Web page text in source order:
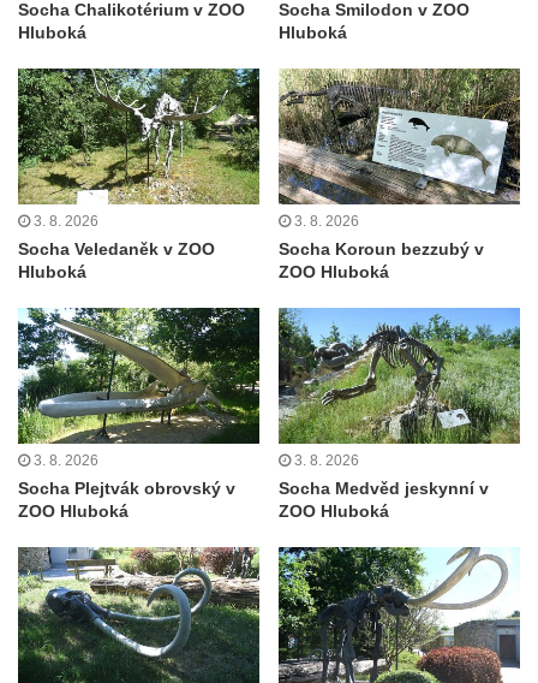
Socha svatého Floriána na domě čp. 3 v
Oparnu
Socha svaté Anny u domu čp. 3 v Oparnu
Lavička Václava Havla v Pardubicích
Lavička Václava Havla v Novém Boru
Lavička Václava Havla v Krásné Lípě
Upoutávka JduHřebenovkou u parkoviště
na Mezní Louce
brány
Sousoší svatého Václava, svatého Floriána
a svatého Jana Nepomuckého východně
od Mezné
Socha vodníka na trase naučné stezky v
Srbské Kamenici
Sousoší dětí u obecního úřadu v Janově
Socha Andromedé u pavilonu Reinerovy
fresky v Duchcově
Socha Amfitrité u pavilonu Reinerovy fresky
Socha Chalikotérium v ZOO
Hluboká
Socha Smilodon v ZOO
Hluboká
3. 8. 2026
Socha Veledaněk v ZOO
Hluboká
3. 8. 2026
Socha Koroun bezzubý v
ZOO Hluboká
3. 8. 2026
Socha Plejtvák obrovský v
ZOO Hluboká
3. 8. 2026
Socha Medvěd jeskynní v
ZOO Hluboká